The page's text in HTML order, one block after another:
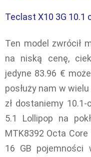
Teclast X10 3G 10.1
Ten model zwrócił
na niską cenę,
jedyne 83.96 €
posłuży nam w
zł dostaniemy
5.1 Lollipop na
MTK8392 Octa Core
16 GB pojemności